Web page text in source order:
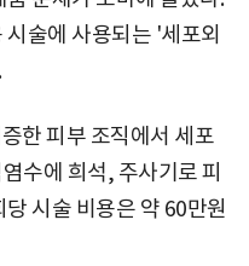
술에 사용되는 '세포외
한 피부 조직에서 세포
수에 희석, 주사기로 피
시술 비용은 약 60만원